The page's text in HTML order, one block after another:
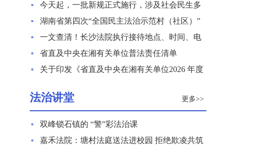
今天起，一批新规正式施行，涉及社会民生多
个领域
湖南省第四次“全国民主法治示范村（社区）”
复核结果公示
一文查清！长沙法院执行接待地点、时间、电
话来了
省直及中央在湘有关单位普法责任清单
关于印发《省直及中央在湘有关单位2026 年度
法治讲堂 更多>>
双峰锁石镇的 “警”彩法治课
嘉禾法院：塘村法庭送法进校园 拒绝欺凌共筑